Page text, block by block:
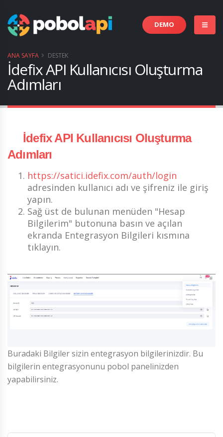
DEMO
ANA SAYFA DESTEK
İdefix API Kullanıcısı Oluşturma
Adımları
İdefix API Kullanıcısı Oluşturma
Adımları
https://satici.idefix.com/auth/login
adresinden kullanıcı adı ve şifreniz ile giriş
yapın.
Sağ üst de bulunan menüden "Hesap
Bilgilerim" butonuna basın ve açılan
ekranda Entegrasyon Bilgileri kısmına
tıklayın.
Buradaki Bilgiler sizin entegrasyon bilgilerinizdir. Bu
bilgilerin entegrasyonunu pobol panelinizden
yapabilirsiniz.